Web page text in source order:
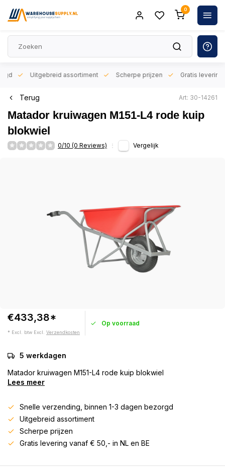
0
Uitgebreid assortiment Scherpe prijzen Gratis levering
Terug Art: 30-14261
Matador kruiwagen M151-L4 rode kuip
blokwiel
0/10 (0 Reviews) Vergelijk
€433,38*
* Excl. btw Excl. Verzendkosten
Op voorraad
5 werkdagen
Matador kruiwagen M151-L4 rode kuip blokwiel
Lees meer
Snelle verzending, binnen 1-3 dagen bezorgd
Uitgebreid assortiment
Scherpe prijzen
Gratis levering vanaf € 50,- in NL en BE